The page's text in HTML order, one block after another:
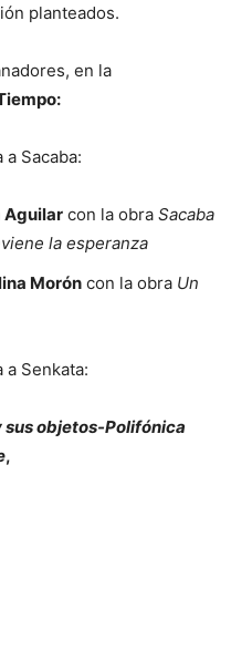
planteados.
en la
Sacaba:
Aguilar con la obra Sacaba
la esperanza
Morón con la obra Un
Senkata:
sus objetos-Polifónica
,